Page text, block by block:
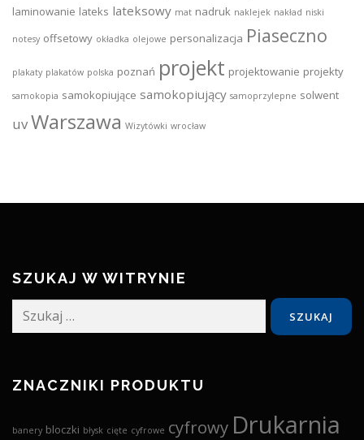
laminowanie lateks lateksowy mat nadruk naklejek nakład niski
notesy offsetowy okładka olejowe personalizacja Piaseczno
plakaty plakatów polska poznań projekt projektowanie projekty
samokopia samokopiujące samokopiujący samoprzylepne solwent
uvWarszawa Wizytówki wrocław
SZUKAJ W WITRYNIE
Szukaj:
ZNACZNIKI PRODUKTU
banery bloczki błysk cięte cyfrowe cyfrowy Drukarnia